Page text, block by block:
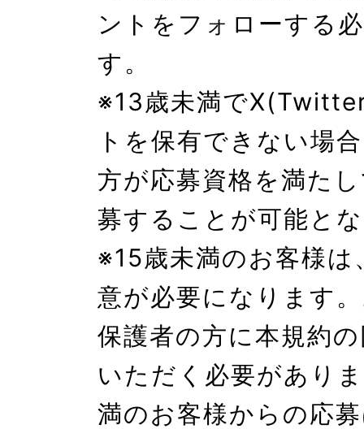
ントをフォローする
す。
※13歳未満で
トを保有できない場
方が応募資格を満た
募することが可能と
※15歳未満のお客様は
意が必要になります
保護者の方に本規約
いただく必要があり
満のお客様からの応